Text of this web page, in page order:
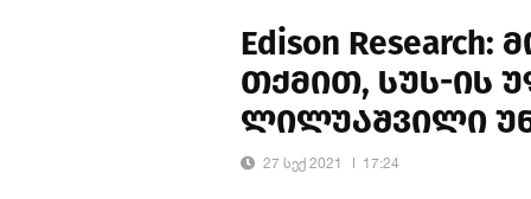
Edison
თქმით, სუს-ის
ლილუაშვილი
27 სექ 2021 17:24